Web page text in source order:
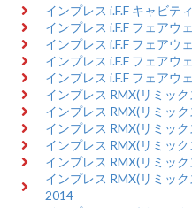
インプレス i.F.F キャビテ
インプレス i.F.F フェアウ
インプレス i.F.F フェアウ
インプレス i.F.F フェアウ
インプレス i.F.F フェアウ
インプレス RMX(リミッ
インプレス RMX(リミッ
インプレス RMX(リミッ
インプレス RMX(リミッ
インプレス RMX(リミッ
インプレス RMX(リミッ
2014